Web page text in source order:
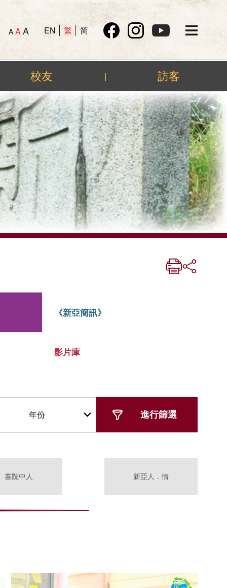
A AA EN 繁 简
校友 | 訪客
《新亞簡訊》
影片庫
年份
書院中人 新亞人．情